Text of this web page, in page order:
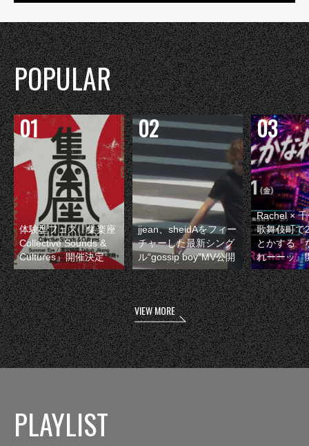
POPULAR
体験型フェス『集楽座
Collective Sounds &
Cultures』開催決定
jjean、sheidAをフィー
チャーした最新シング
ル“gossip boy”MV公開
Rachel ×
歌舞伎町で
とかする『
れーーッ』
VIEW MORE
PLAYLIST